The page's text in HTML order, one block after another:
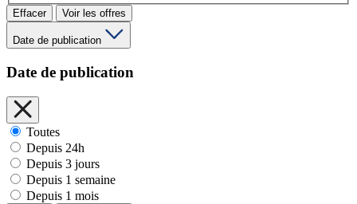
Effacer Voir les offres
Date de publication
Date de publication
Toutes
Depuis 24h
Depuis 3 jours
Depuis 1 semaine
Depuis 1 mois